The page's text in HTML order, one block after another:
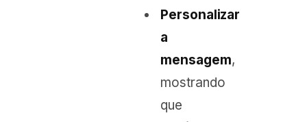
Personalizar
a
mensagem,
mostrando
que